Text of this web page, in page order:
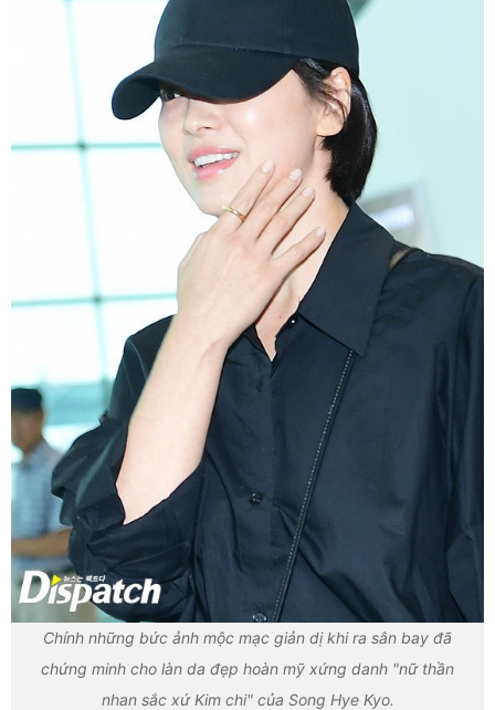
Chính những bức ảnh mộc mạc giản dị khi ra sân bay đã
chứng minh cho làn da đẹp hoàn mỹ xứng danh "nữ thần
nhan sắc xứ Kim chi" của Song Hye Kyo.